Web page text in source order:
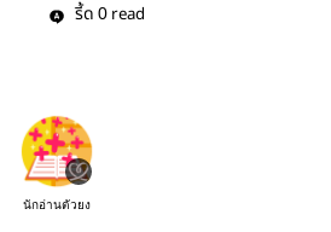
รี้ด 0 read
นักอ่านตัวยง